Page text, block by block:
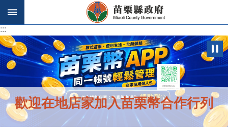
跳到主要內容區塊
:::
:::
歡迎在地店家加入苗栗幣合作行列